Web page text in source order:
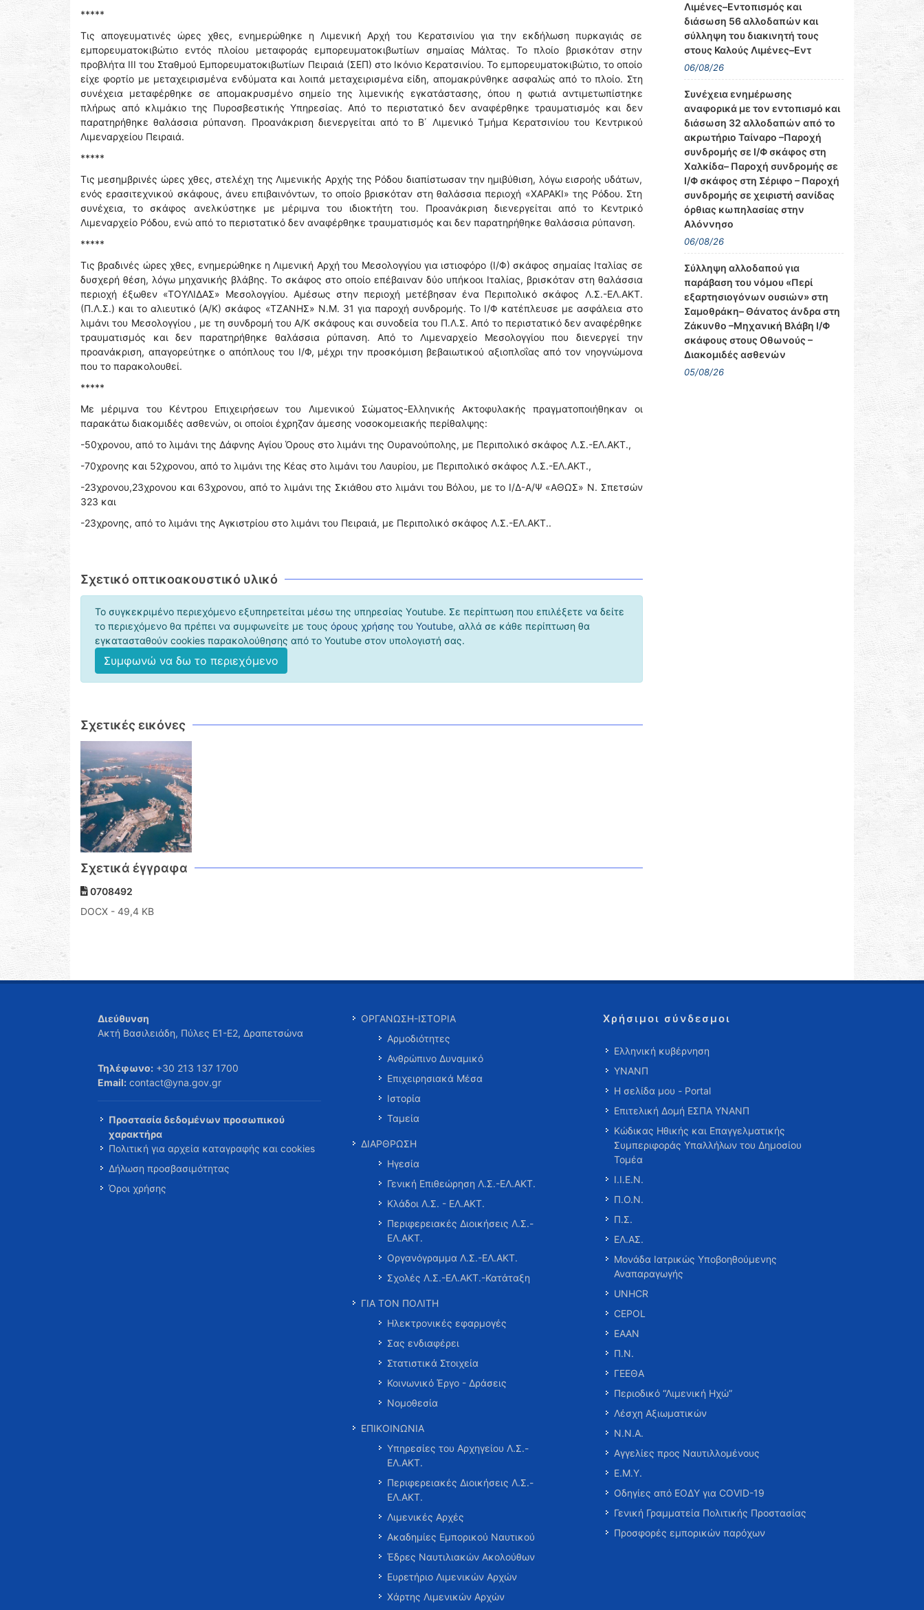
*****
Τις απογευματινές ώρες χθες, ενημερώθηκε η Λιμενική Αρχή του Κερατσινίου για την εκδήλωση πυρκαγιάς σε
εμπορευματοκιβώτιο εντός πλοίου μεταφοράς εμπορευματοκιβωτίων σημαίας Μάλτας. Το πλοίο βρισκόταν στην
προβλήτα ΙΙΙ του Σταθμού Εμπορευματοκιβωτίων Πειραιά (ΣΕΠ) στο Ικόνιο Κερατσινίου. Το εμπορευματοκιβώτιο, το οποίο
είχε φορτίο με μεταχειρισμένα ενδύματα και λοιπά μεταχειρισμένα είδη, απομακρύνθηκε ασφαλώς από το πλοίο. Στη
συνέχεια μεταφέρθηκε σε απομακρυσμένο σημείο της λιμενικής εγκατάστασης, όπου η φωτιά αντιμετωπίστηκε
πλήρως από κλιμάκιο της Πυροσβεστικής Υπηρεσίας. Από το περιστατικό δεν αναφέρθηκε τραυματισμός και δεν
παρατηρήθηκε θαλάσσια ρύπανση. Προανάκριση διενεργείται από το Β΄ Λιμενικό Τμήμα Κερατσινίου του Κεντρικού
Λιμεναρχείου Πειραιά.
*****
Τις μεσημβρινές ώρες χθες, στελέχη της Λιμενικής Αρχής της Ρόδου διαπίστωσαν την ημιβύθιση, λόγω εισροής υδάτων,
ενός ερασιτεχνικού σκάφους, άνευ επιβαινόντων, το οποίο βρισκόταν στη θαλάσσια περιοχή «ΧΑΡΑΚΙ» της Ρόδου. Στη
συνέχεια, το σκάφος ανελκύστηκε με μέριμνα του ιδιοκτήτη του. Προανάκριση διενεργείται από το Κεντρικό
Λιμεναρχείο Ρόδου, ενώ από το περιστατικό δεν αναφέρθηκε τραυματισμός και δεν παρατηρήθηκε θαλάσσια ρύπανση.
*****
Τις βραδινές ώρες χθες, ενημερώθηκε η Λιμενική Αρχή του Μεσολογγίου για ιστιοφόρο (Ι/Φ) σκάφος σημαίας Ιταλίας σε
δυσχερή θέση, λόγω μηχανικής βλάβης. Το σκάφος στο οποίο επέβαιναν δύο υπήκοοι Ιταλίας, βρισκόταν στη θαλάσσια
περιοχή έξωθεν «ΤΟΥΛΙΔΑΣ» Μεσολογγίου. Αμέσως στην περιοχή μετέβησαν ένα Περιπολικό σκάφος Λ.Σ.-ΕΛ.ΑΚΤ.
(Π.Λ.Σ.) και το αλιευτικό (Α/Κ) σκάφος «ΤΖΑΝΗΣ» Ν.Μ. 31 για παροχή συνδρομής. Το Ι/Φ κατέπλευσε με ασφάλεια στο
λιμάνι του Μεσολογγίου , με τη συνδρομή του Α/Κ σκάφους και συνοδεία του Π.Λ.Σ. Από το περιστατικό δεν αναφέρθηκε
τραυματισμός και δεν παρατηρήθηκε θαλάσσια ρύπανση. Από το Λιμεναρχείο Μεσολογγίου που διενεργεί την
προανάκριση, απαγορεύτηκε ο απόπλους του Ι/Φ, μέχρι την προσκόμιση βεβαιωτικού αξιοπλοΐας από τον νηογνώμονα
που το παρακολουθεί.
*****
Με μέριμνα του Κέντρου Επιχειρήσεων του Λιμενικού Σώματος-Ελληνικής Ακτοφυλακής πραγματοποιήθηκαν οι
παρακάτω διακομιδές ασθενών, οι οποίοι έχρηζαν άμεσης νοσοκομειακής περίθαλψης:
-50χρονου, από το λιμάνι της Δάφνης Αγίου Όρους στο λιμάνι της Ουρανούπολης, με Περιπολικό σκάφος Λ.Σ.-ΕΛ.ΑΚΤ.,
-70χρονης και 52χρονου, από το λιμάνι της Κέας στο λιμάνι του Λαυρίου, με Περιπολικό σκάφος Λ.Σ.-ΕΛ.ΑΚΤ.,
-23χρονου,23χρονου και 63χρονου, από το λιμάνι της Σκιάθου στο λιμάνι του Βόλου, με το Ι/Δ-Α/Ψ «ΑΘΩΣ» Ν. Σπετσών
323 και
-23χρονης, από το λιμάνι της Αγκιστρίου στο λιμάνι του Πειραιά, με Περιπολικό σκάφος Λ.Σ.-ΕΛ.ΑΚΤ..
Σχετικό οπτικοακουστικό υλικό
Το συγκεκριμένο περιεχόμενο εξυπηρετείται μέσω της υπηρεσίας Υoutube. Σε περίπτωση που επιλέξετε να δείτε
το περιεχόμενο θα πρέπει να συμφωνείτε με τους όρους χρήσης του Youtube, αλλά σε κάθε περίπτωση θα
εγκατασταθούν cookies παρακολούθησης από το Youtube στον υπολογιστή σας.
Συμφωνώ να δω το περιεχόμενο
Σχετικές εικόνες
Σχετικά έγγραφα
0708492
DOCX - 49,4 KB
Λιμένες–Εντοπισμός και
διάσωση 56 αλλοδαπών και
σύλληψη του διακινητή τους
στους Καλούς Λιμένες–Εντ
06/08/26
Συνέχεια ενημέρωσης
αναφορικά με τον εντοπισμό και
διάσωση 32 αλλοδαπών από το
ακρωτήριο Ταίναρο –Παροχή
συνδρομής σε Ι/Φ σκάφος στη
Χαλκίδα– Παροχή συνδρομής σε
Ι/Φ σκάφος στη Σέριφο – Παροχή
συνδρομής σε χειριστή σανίδας
όρθιας κωπηλασίας στην
Αλόννησο
06/08/26
Σύλληψη αλλοδαπού για
παράβαση του νόμου «Περί
εξαρτησιογόνων ουσιών» στη
Σαμοθράκη– Θάνατος άνδρα στη
Ζάκυνθο –Μηχανική Βλάβη Ι/Φ
σκάφους στους Οθωνούς –
Διακομιδές ασθενών
05/08/26
Διεύθυνση
Ακτή Βασιλειάδη, Πύλες Ε1-Ε2, Δραπετσώνα
Τηλέφωνο: +30 213 137 1700
Email: contact@yna.gov.gr
Προστασία δεδομένων προσωπικού
χαρακτήρα
Πολιτική για αρχεία καταγραφής και cookies
Δήλωση προσβασιμότητας
Όροι χρήσης
ΟΡΓΑΝΩΣΗ-ΙΣΤΟΡΙΑ
Αρμοδιότητες
Ανθρώπινο Δυναμικό
Επιχειρησιακά Μέσα
Ιστορία
Ταμεία
ΔΙΑΡΘΡΩΣΗ
Ηγεσία
Γενική Επιθεώρηση Λ.Σ.-ΕΛ.ΑΚΤ.
Κλάδοι Λ.Σ. - ΕΛ.ΑΚΤ.
Περιφερειακές Διοικήσεις Λ.Σ.-
ΕΛ.ΑΚΤ.
Οργανόγραμμα Λ.Σ.-ΕΛ.ΑΚΤ.
Σχολές Λ.Σ.-ΕΛ.ΑΚΤ.-Κατάταξη
ΓΙΑ ΤΟΝ ΠΟΛΙΤΗ
Ηλεκτρονικές εφαρμογές
Σας ενδιαφέρει
Στατιστικά Στοιχεία
Κοινωνικό Έργο - Δράσεις
Νομοθεσία
ΕΠΙΚΟΙΝΩΝΙΑ
Υπηρεσίες του Αρχηγείου Λ.Σ.-
ΕΛ.ΑΚΤ.
Περιφερειακές Διοικήσεις Λ.Σ.-
ΕΛ.ΑΚΤ.
Λιμενικές Αρχές
Ακαδημίες Εμπορικού Ναυτικού
Έδρες Ναυτιλιακών Ακολούθων
Ευρετήριο Λιμενικών Αρχών
Χάρτης Λιμενικών Αρχών
Χρήσιμοι σύνδεσμοι
Ελληνική κυβέρνηση
ΥΝΑΝΠ
Η σελίδα μου - Portal
Επιτελική Δομή ΕΣΠΑ ΥΝΑΝΠ
Κώδικας Ηθικής και Επαγγελματικής
Συμπεριφοράς Υπαλλήλων του Δημοσίου
Τομέα
Ι.Ι.Ε.Ν.
Π.Ο.Ν.
Π.Σ.
ΕΛ.ΑΣ.
Μονάδα Ιατρικώς Υποβοηθούμενης
Αναπαραγωγής
UNHCR
CEPOL
ΕΑΑΝ
Π.Ν.
ΓΕΕΘΑ
Περιοδικό “Λιμενική Ηχώ”
Λέσχη Αξιωματικών
Ν.Ν.Α.
Αγγελίες προς Ναυτιλλομένους
Ε.Μ.Υ.
Οδηγίες από ΕΟΔΥ για COVID-19
Γενική Γραμματεία Πολιτικής Προστασίας
Προσφορές εμπορικών παρόχων